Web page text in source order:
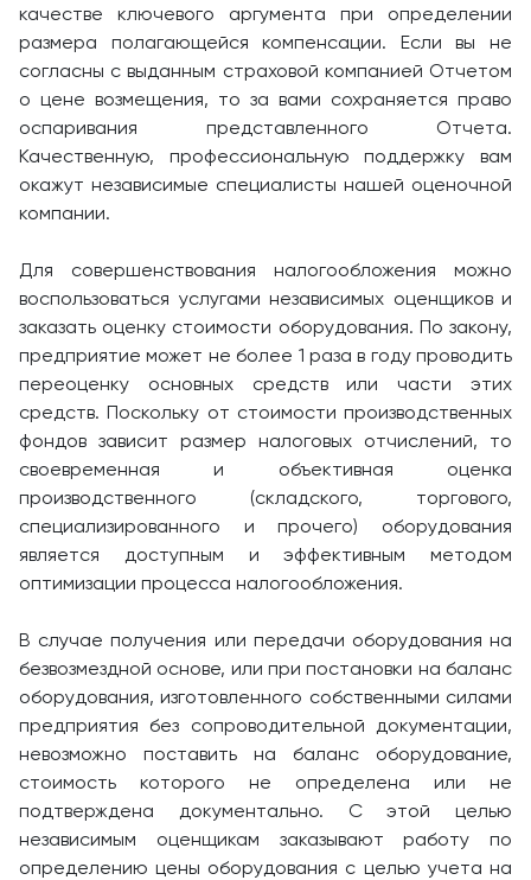
качестве ключевого аргумента при определении
размера полагающейся компенсации. Если вы не
согласны с выданным страховой компанией Отчетом
о цене возмещения, то за вами сохраняется право
оспаривания представленного Отчета.
Качественную, профессиональную поддержку вам
окажут независимые специалисты нашей оценочной
компании.
Для совершенствования налогообложения можно
воспользоваться услугами независимых оценщиков и
заказать оценку стоимости оборудования. По закону,
предприятие может не более 1 раза в году проводить
переоценку основных средств или части этих
средств. Поскольку от стоимости производственных
фондов зависит размер налоговых отчислений, то
своевременная и объективная оценка
производственного (складского, торгового,
специализированного и прочего) оборудования
является доступным и эффективным методом
оптимизации процесса налогообложения.
В случае получения или передачи оборудования на
безвозмездной основе, или при постановки на баланс
оборудования, изготовленного собственными силами
предприятия без сопроводительной документации,
невозможно поставить на баланс оборудование,
стоимость которого не определена или не
подтверждена документально. С этой целью
независимым оценщикам заказывают работу по
определению цены оборудования с целью учета на